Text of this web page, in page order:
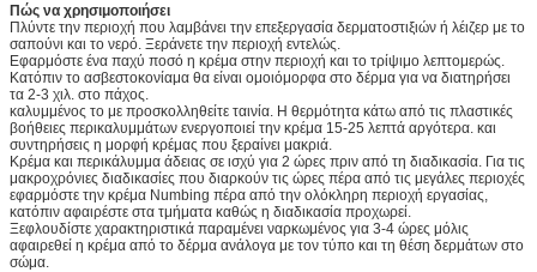
Πώς να χρησιμοποιήσει
Πλύντε την περιοχή που λαμβάνει την επεξεργασία δερματοστιξιών ή λέιζερ με το
σαπούνι και το νερό. Ξεράνετε την περιοχή εντελώς.
Εφαρμόστε ένα παχύ ποσό η κρέμα στην περιοχή και το τρίψιμο λεπτομερώς.
Κατόπιν το ασβεστοκονίαμα θα είναι ομοιόμορφα στο δέρμα για να διατηρήσει
τα 2-3 χιλ. στο πάχος.
καλυμμένος το με προσκολληθείτε ταινία. Η θερμότητα κάτω από τις πλαστικές
βοήθειες περικαλυμμάτων ενεργοποιεί την κρέμα 15-25 λεπτά αργότερα. και
συντηρήσεις η μορφή κρέμας που ξεραίνει μακριά.
Κρέμα και περικάλυμμα άδειας σε ισχύ για 2 ώρες πριν από τη διαδικασία. Για τις
μακροχρόνιες διαδικασίες που διαρκούν τις ώρες πέρα από τις μεγάλες περιοχές
εφαρμόστε την κρέμα Numbing πέρα από την ολόκληρη περιοχή εργασίας,
κατόπιν αφαιρέστε στα τμήματα καθώς η διαδικασία προχωρεί.
Ξεφλουδίστε χαρακτηριστικά παραμένει ναρκωμένος για 3-4 ώρες μόλις
αφαιρεθεί η κρέμα από το δέρμα ανάλογα με τον τύπο και τη θέση δερμάτων στο
σώμα.